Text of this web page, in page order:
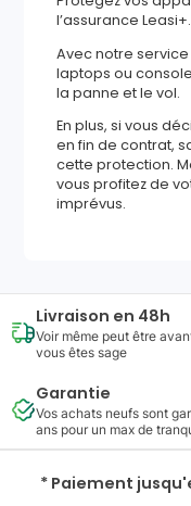
l’assurance Leasi+.
Avec notre
laptops ou
la panne et le vol.
En plus, si vous
en fin de contrat,
cette protection.
vous profitez de
imprévus.
Livraison en 48h
Voir même peut être
vous êtes sage
Garantie
Vos achats neufs sont
ans pour un max de
* Paiement